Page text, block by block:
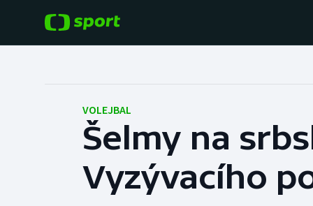
Hokej
Tenis
Baseball a softbal
Basketbal
VOLEJBAL
Šelmy na
Vyzývacího